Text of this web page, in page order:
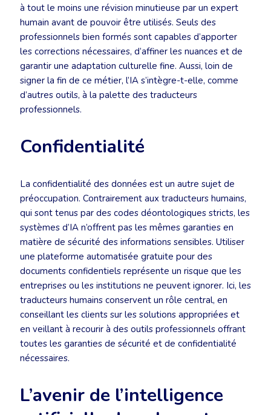
à tout le moins une révision minutieuse par un expert
humain avant de pouvoir être utilisés. Seuls des
professionnels bien formés sont capables d’apporter
les corrections nécessaires, d’affiner les nuances et de
garantir une adaptation culturelle fine. Aussi, loin de
signer la fin de ce métier, l’IA s’intègre-t-elle, comme
d’autres outils, à la palette des traducteurs
professionnels.
Confidentialité
La confidentialité des données est un autre sujet de
préoccupation. Contrairement aux traducteurs humains,
qui sont tenus par des codes déontologiques stricts, les
systèmes d’IA n’offrent pas les mêmes garanties en
matière de sécurité des informations sensibles. Utiliser
une plateforme automatisée gratuite pour des
documents confidentiels représente un risque que les
entreprises ou les institutions ne peuvent ignorer. Ici, les
traducteurs humains conservent un rôle central, en
conseillant les clients sur les solutions appropriées et
en veillant à recourir à des outils professionnels offrant
toutes les garanties de sécurité et de confidentialité
nécessaires.
L’avenir de l’intelligence